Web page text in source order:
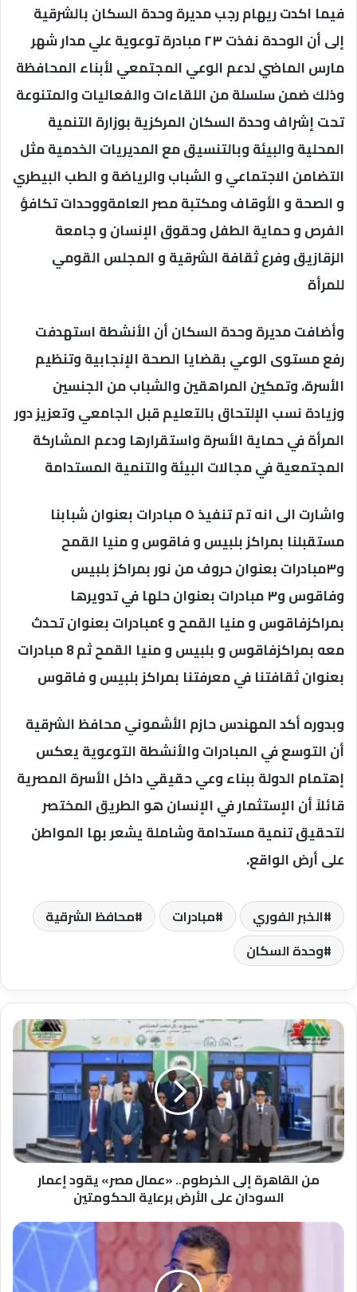
فيما اكدت ريهام رجب مديرة وحدة السكان بالشرقية
إلى أن الوحدة نفذت ٢٣ مبادرة توعوية علي مدار شهر
مارس الماضي لدعم الوعي المجتمعي لأبناء المحافظة
وذلك ضمن سلسلة من اللقاءات والفعاليات والمتنوعة
تحت إشراف وحدة السكان المركزية بوزارة التنمية
المحلية والبيئة وبالتنسيق مع المديريات الخدمية مثل
التضامن الاجتماعي و الشباب والرياضة و الطب البيطري
و الصحة و الأوقاف ومكتبة مصر العامةووحدات تكافؤ
الفرص و حماية الطفل وحقوق الإنسان و جامعة
الزقازيق وفرع ثقافة الشرقية و المجلس القومي
للمرأة
وأضافت مديرة وحدة السكان أن الأنشطة استهدفت
رفع مستوى الوعي بقضايا الصحة الإنجابية وتنظيم
الأسرة، وتمكين المراهقين والشباب من الجنسين
وزيادة نسب الإلتحاق بالتعليم قبل الجامعي وتعزيز دور
المرأة في حماية الأسرة واستقرارها ودعم المشاركة
المجتمعية في مجالات البيئة والتنمية المستدامة
واشارت الى انه تم تنفيذ ٥ مبادرات بعنوان شبابنا
مستقبلنا بمراكز بلبيس و فاقوس و منيا القمح
و٣مبادرات بعنوان حروف من نور بمراكز بلبيس
وفاقوس و٣ مبادرات بعنوان حلها في تدويرها
بمراكزفاقوس و منيا القمح و ٤مبادرات بعنوان تحدث
معه بمراكزفاقوس و بلبيس و منيا القمح ثم 8 مبادرات
بعنوان ثقافتنا في معرفتنا بمراكز بلبيس و فاقوس
وبدوره أكد المهندس حازم الأشموني محافظ الشرقية
أن التوسع في المبادرات والأنشطة التوعوية يعكس
إهتمام الدولة ببناء وعي حقيقي داخل الأسرة المصرية
قائلاً أن الإستثمار في الإنسان هو الطريق المختصر
لتحقيق تنمية مستدامة وشاملة يشعر بها المواطن
على أرض الواقع.
الخبر الفوري مبادرات
محافظ الشرقية
وحدة السكان
من
القاهرة
إلى
«عمال
مصر»
يقود
إعمار
السودان
الحكومتين
من القاهرة إلى الخرطوم.. «عمال مصر» يقود إعمار
السودان على الأرض برعاية الحكومتين
محافظ